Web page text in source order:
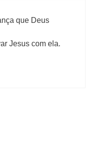
que Deus
Jesus com ela.